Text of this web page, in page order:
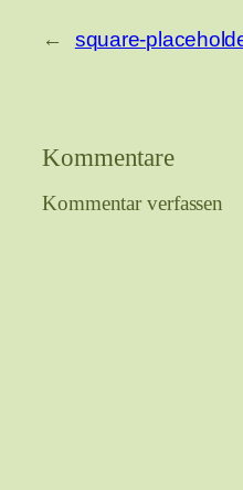
← square-
Kommentare
Kommentar verfassen